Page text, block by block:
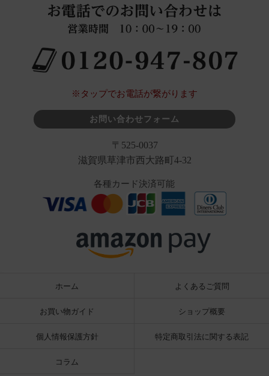
※タップでお電話が繋がります
お問い合わせフォーム
〒525-0037
滋賀県草津市西大路町4-32
各種カード決済可能
ホーム よくあるご質問
お買い物ガイド ショップ概要
個人情報保護方針 特定商取引法に関する表記
コラム